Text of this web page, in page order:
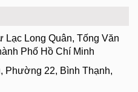
Lạc Long Quân, Tống Văn
Phố Hồ Chí Minh
Phường 22, Bình Thạnh,